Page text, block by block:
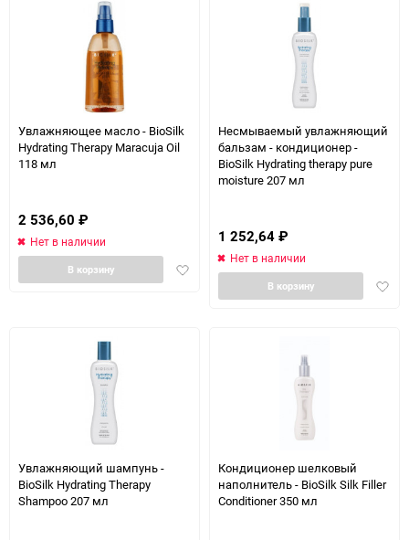
Увлажняющее масло - BioSilk
Hydrating Therapy Maracuja Oil
118 мл
2 536,60 ₽
Нет в наличии
Добавить
избранное
В корзину
Несмываемый увлажняющий
бальзам - кондиционер -
BioSilk Hydrating therapy pure
moisture 207 мл
1 252,64 ₽
Нет в наличии
В корзину
Увлажняющий шампунь -
BioSilk Hydrating Therapy
Shampoo 207 мл
Кондиционер шелковый
наполнитель - BioSilk Silk Filler
Conditioner 350 мл